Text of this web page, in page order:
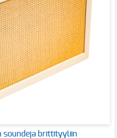
soundeja brittityyliin